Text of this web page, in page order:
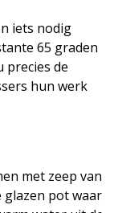
iets nodig
65 graden
precies de
hun werk
met zeep van
glazen pot waar